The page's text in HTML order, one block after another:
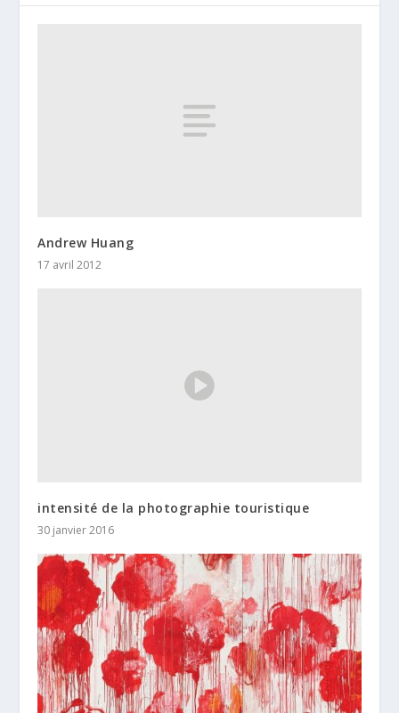
Andrew Huang
17 avril 2012
intensité de la photographie touristique
30 janvier 2016